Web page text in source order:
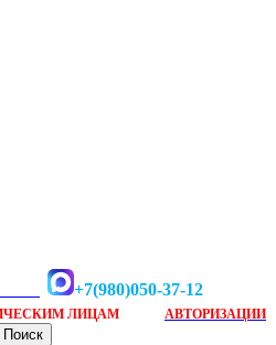
+7(980)050-37-12
ЛИЦАМ АВТОРИЗАЦИИ